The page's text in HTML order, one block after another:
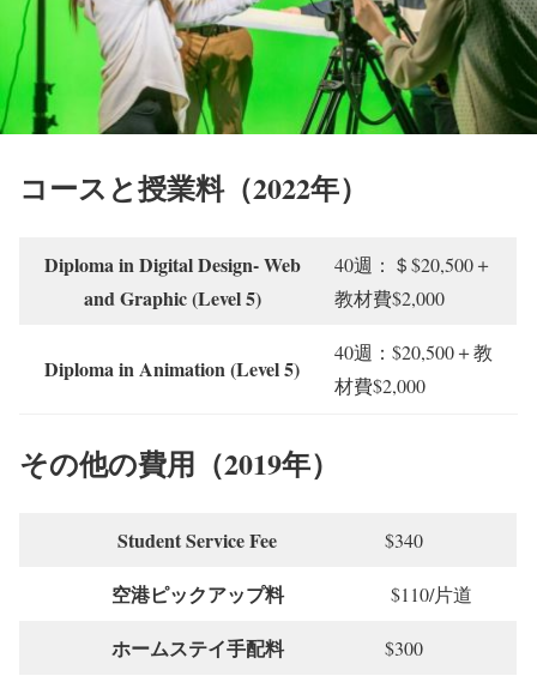
コースと授業料（2022年）
Diploma in Digital Design- Web
and Graphic (Level 5)
40週：＄$20,500＋
教材費$2,000
Diploma in Animation (Level 5)
40週：$20,500＋教
材費$2,000
その他の費用（2019年）
Student Service Fee $340
空港ピックアップ料 $110/片道
ホームステイ手配料 $300